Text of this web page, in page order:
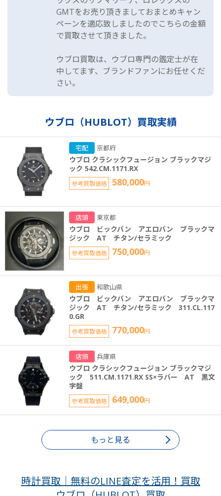
GMTをお売り頂きましておまとめキャン
ペーンを適応致しましたのでこちらの金額
で買取させて頂きました。
ウブロ買取は、ウブロ専門の鑑定士が在
中してます、ブランドファンにお任せくだ
さい。
ウブロ（HUBLOT）買取実績
宅配 京都府
ウブロ クラシックフュージョン ブラックマジ
ック 542.CM.1171.RX
参考買取価格 580,000円
店頭 東京都
ウブロ ビックバン アエロバン ブラックマ
ジック AT チタン/セラミック
参考買取価格 750,000円
出張 和歌山県
ウブロ ビックバン アエロバン ブラックマ
ジック AT チタン/セラミック 311.CL.117
0.GR
参考買取価格 770,000円
店頭 兵庫県
ウブロ クラシックフュージョン ブラックマジ
ック 511.CM.1171.RX SS×ラバー AT 黒文
字盤
参考買取価格 649,000円
もっと見る
時計買取｜無料のLINE査定を活用！買取